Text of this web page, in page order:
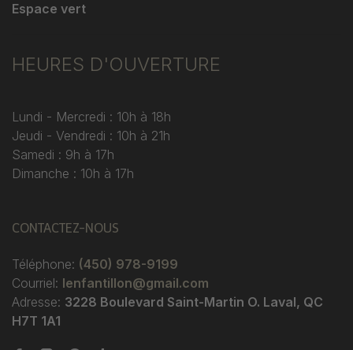
Espace vert
HEURES D'OUVERTURE
Lundi - Mercredi : 10h à 18h
Jeudi - Vendredi : 10h à 21h
Samedi : 9h à 17h
Dimanche : 10h à 17h
CONTACTEZ-NOUS
Téléphone: (450) 978-9199
Courriel: lenfantillon@gmail.com
Adresse: 3228 Boulevard Saint-Martin O. Laval, QC
H7T 1A1